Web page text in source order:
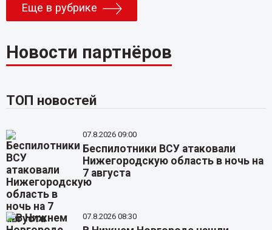
Еще в рубрике
Новости партнёров
ТОП новостей
07.8.2026 09:00
Беспилотники ВСУ атаковали
Нижегородскую область в ночь на
7 августа
07.8.2026 08:30